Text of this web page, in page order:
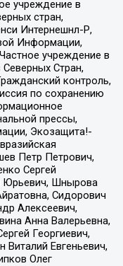
учреждение в
стран,
Интернешнл-Р,
Информации,
учреждение в
Стран,
контроль,
по сохранению
прессы,
Экозащита!-
Петр Петрович,
Сергей
Юрьевич, Шнырова
Сидорович
Алексеевич,
Анна Валерьевна,
Георгиевич,
Виталий Евгеньевич,
Олег